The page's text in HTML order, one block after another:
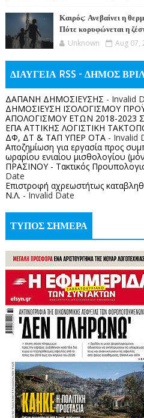
Καιρός: Ανεβαίνει η
Πότε κορυφώνεται η
Unknown Aug 07,
ΔΙΑΥΓΕΙΑ RSS - ΔΗΜΟΣ
ΔΑΠΑΝΗ ΔΗΜΟΣΙΕΥΣΗΣ - Invalid
ΔΗΜΟΣΙΕΥΣΗ ΙΣΟΛΟΓΙΣΜΟΥ
ΑΠΟΛΟΓΙΣΜΟΥ ΕΤΩΝ 2018-2023
ΕΠΑ ΑΤΤΙΚΗΣ ΛΟΓΙΣΤΙΚΗ
ΔΦ, ΔΤ & ΤΑΠ ΥΠΕΡ ΟΤΑ- Invalid
Αποζημίωση για εργασία προς
ωραρίου ενιαίου μισθολογίου
ΠΡΑΣΙΝΟΥ - Τακτικός
Date
Επιστροφή αχρεωστήτως
Ν.Λ. - Invalid Date
ΤΥΠΟΣ ΣΗΜΕΡΑ